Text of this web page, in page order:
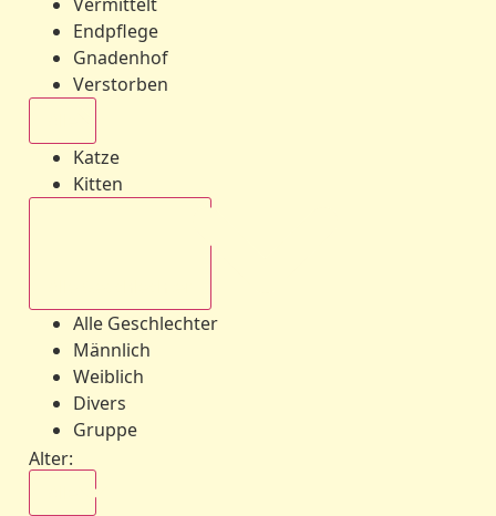
Endpflege
Gnadenhof
Verstorben
Katze
Kitten
Alle Geschlechter
Männlich
Weiblich
Divers
Gruppe
Alter: